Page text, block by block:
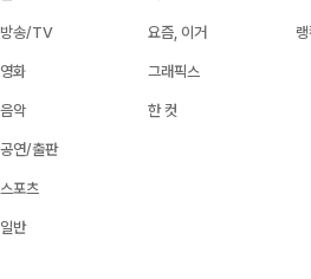
방송/TV
영화
음악
공연/출판
스포츠
일반
요즘, 이거
그래픽스
한 컷